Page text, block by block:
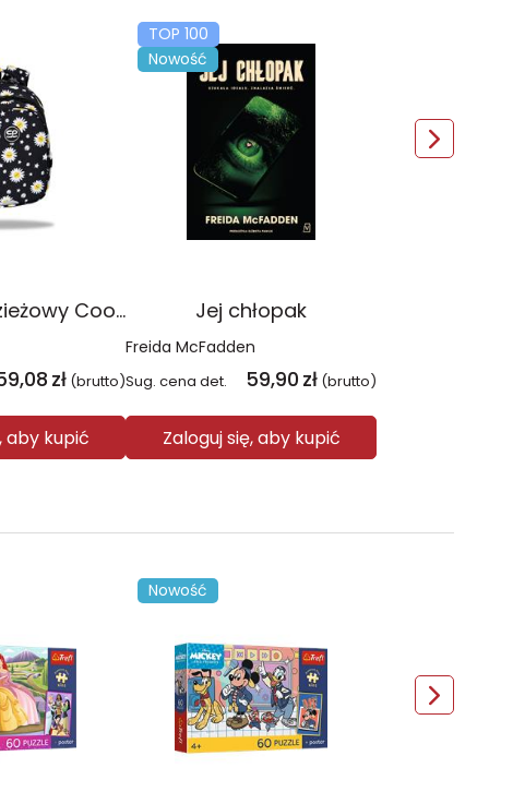
Plecak młodzieżowy Coolpack Jerry Daisy Black
zł (brutto)
aby kupić
TOP 100
Nowość
Jej chłopak
Freida McFadden
Sug. cena det. 59,90 zł (brutto)
Zaloguj się, aby kupić
Nowość